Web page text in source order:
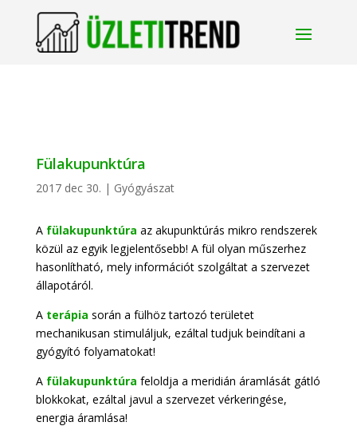
Fülakupunktúra
2017 dec 30. | Gyógyászat
A fülakupunktúra az akupunktúrás mikro rendszerek
közül az egyik legjelentősebb! A fül olyan műszerhez
hasonlítható, mely információt szolgáltat a szervezet
állapotáról.
A terápia során a fülhöz tartozó területet
mechanikusan stimuláljuk, ezáltal tudjuk beindítani a
gyógyító folyamatokat!
Afülakupunktúra feloldja a meridián áramlását gátló
blokkokat, ezáltal javul a szervezet vérkeringése,
energia áramlása!